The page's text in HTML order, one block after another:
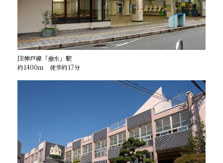
JR神戸線「垂水」駅
約1400ｍ 徒歩約17分